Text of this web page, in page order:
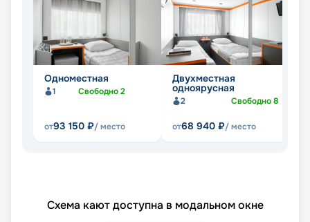
Одноместная
1 Свободно2
от93 150 ₽/ место
Двухместная
одноярусная
2 Свободно8
от68 940 ₽/ место
Схема кают доступна в модальном окне